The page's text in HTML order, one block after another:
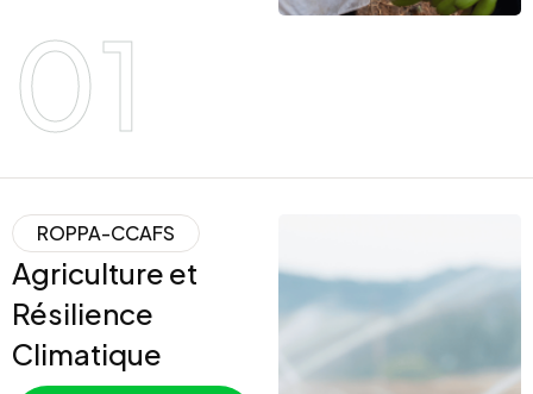
01
ROPPA-CCAFS
Agriculture et
Résilience
Climatique